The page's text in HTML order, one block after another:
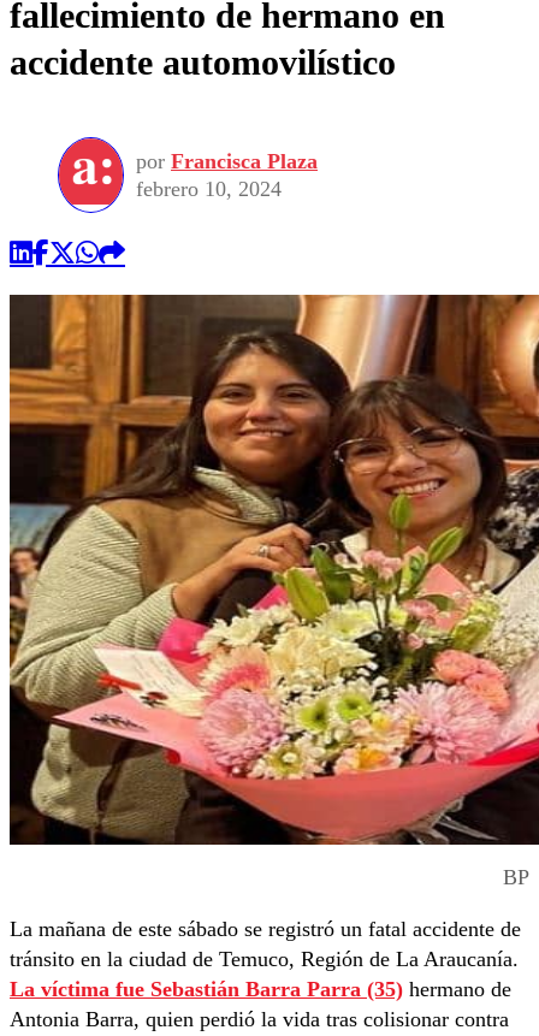
fallecimiento de hermano en
accidente automovilístico
por Francisca Plaza
febrero 10, 2024
BP
La mañana de este sábado se registró un fatal accidente de
tránsito en la ciudad de Temuco, Región de La Araucanía.
La víctima fue Sebastián Barra Parra (35) hermano de
Antonia Barra, quien perdió la vida tras colisionar contra